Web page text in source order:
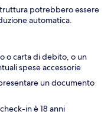
potrebbero essere
automatica.
o carta di debito, o un
spese accessorie
un documento
in è 18 anni